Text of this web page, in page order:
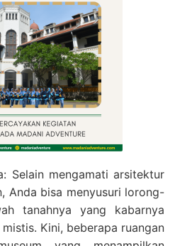
Selain mengamati arsitektur
Anda bisa menyusuri lorong-
tanahnya yang kabarnya
Kini, beberapa ruangan